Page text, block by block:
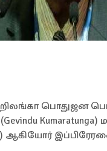
பொதுஜன
ஆகியோர்